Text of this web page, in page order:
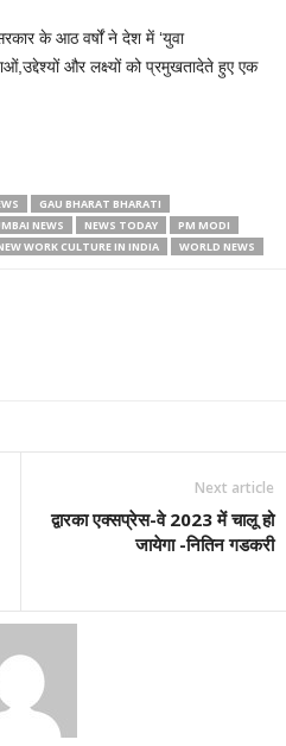
के आठ वर्षों ने देश में ‘युवा
और लक्ष्यों को प्रमुखतादेते हुए एक
GAU BHARAT BHARATI
NEWS NEWS TODAY
PM MODI
WORK CULTURE IN INDIA
WORLD NEWS
Next article
द्वारका एक्सप्रेस-वे 2023 में चालू हो
जायेगा -नितिन गडकरी